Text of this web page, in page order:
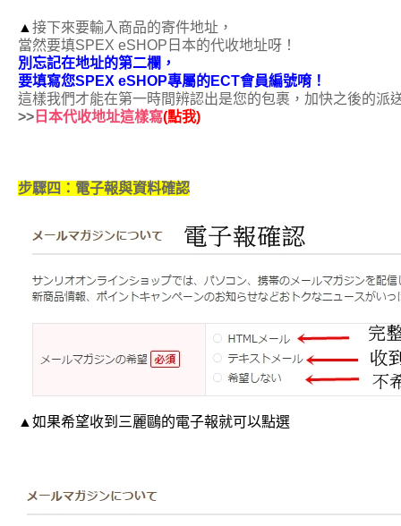
▲ 接下來要輸入商品的寄件地址，
當然要填SPEX eSHOP日本的代收地址呀！
別忘記在地址的第二欄，
要填寫您SPEX eSHOP專屬的ECT會員編號唷！
這樣我們才能在第一時間辨認出是您的包裹，加快之後的派
>> 日本代收地址這樣寫(點我)
步驟四：電子報與資料確認
▲如果希望收到三麗鷗的電子報就可以點選